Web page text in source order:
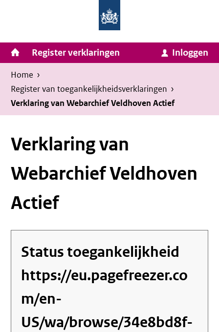
inhoud
van
Zaken
en
Koninkrijksrelaties
Homepage
van
Invulassistent
Toegankelijkheidsverklaring
Toegankelijkheidsverklaring
Hoofdnavigatie
Register verklaringen Inloggen
Kruimelpad
U
bevindt
zich
hier:
Home ›
Register van toegankelijkheids­verklaringen ›
Verklaring van Webarchief Veldhoven Actief
Verklaring van
Webarchief Veldhoven
Actief
Status toegankelijkheid
https://eu.pagefreezer.co
m/en-
US/wa/browse/34e8bd8f-